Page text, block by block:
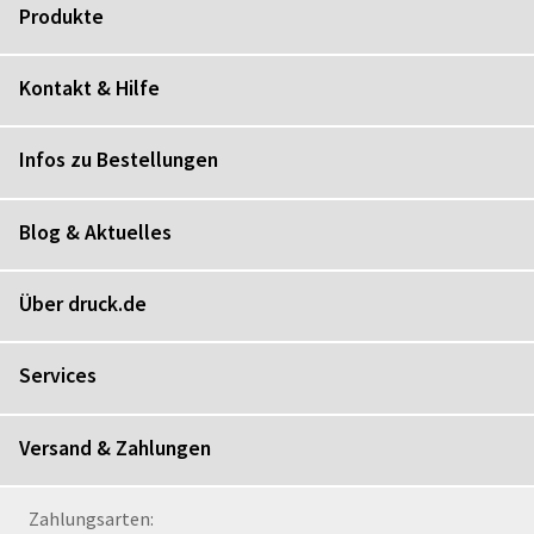
Produkte
Kontakt & Hilfe
Infos zu Bestellungen
Blog & Aktuelles
Über druck.de
Services
Versand & Zahlungen
Zahlungsarten: